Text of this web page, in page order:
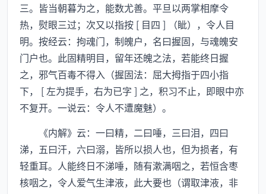
三。皆当朝暮为之，能数尤善。平旦以两掌相摩令
热，熨眼三过；次又以指按 [ 目四 ] （眦），令人目
明。按经云：拘魂门，制魄户，名曰握固，与魂魄安
门户也。此固精明目，留年还魄之法，若能终日握
之，邪气百毒不得入（握固法：屈大拇指于四小指
下， [ 左为提手，右为已字 ] 之，积习不止，即眼中亦
不复开。一说云：令人不遭魔魅）。
《内解》云：一曰精，二曰唾，三曰泪，四曰
涕，五曰汗，六曰溺，皆所以损人也，但为损者，有
轻重耳。人能终日不涕唾，随有漱满咽之，若恒含枣
核咽之，令人爱气生津液，此大要也（谓取津液，非